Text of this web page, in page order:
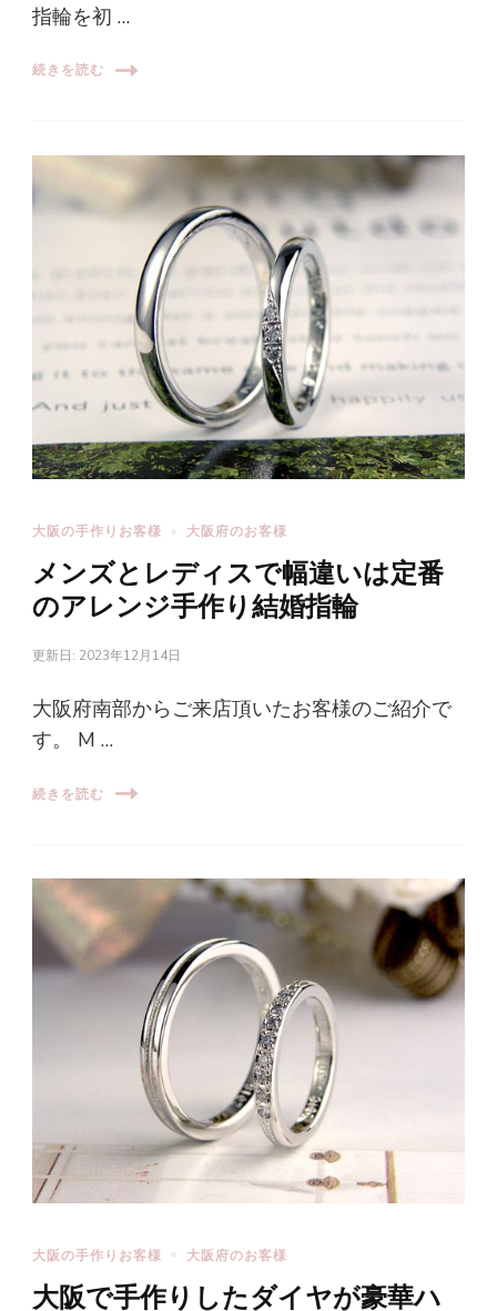
指輪を初 …
続きを読む
大阪の手作りお客様 大阪府のお客様
メンズとレディスで幅違いは定番
のアレンジ手作り結婚指輪
更新日: 2023年12月14日
大阪府南部からご来店頂いたお客様のご紹介で
す。 M …
続きを読む
大阪の手作りお客様 大阪府のお客様
大阪で手作りしたダイヤが豪華ハ